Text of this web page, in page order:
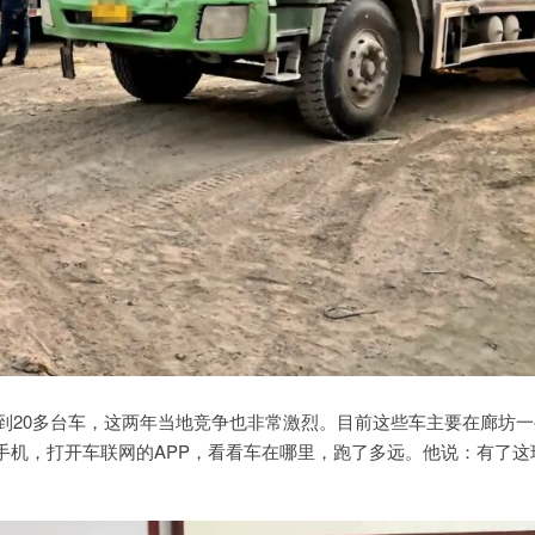
多台车，这两年当地竞争也非常激烈。目前这些车主要在廊坊
，打开车联网的APP，看看车在哪里，跑了多远。他说：有了这